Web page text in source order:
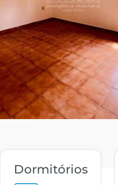
Dormitórios